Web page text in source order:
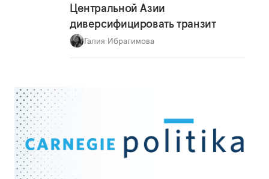
Центральной Азии
диверсифицировать транзит
Галия Ибрагимова